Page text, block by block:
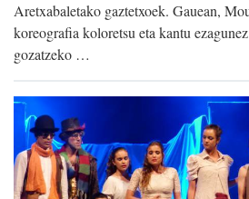
Aretxabaletako gaztetxoek. Gauean,
koreografia koloretsu eta kantu
gozatzeko …